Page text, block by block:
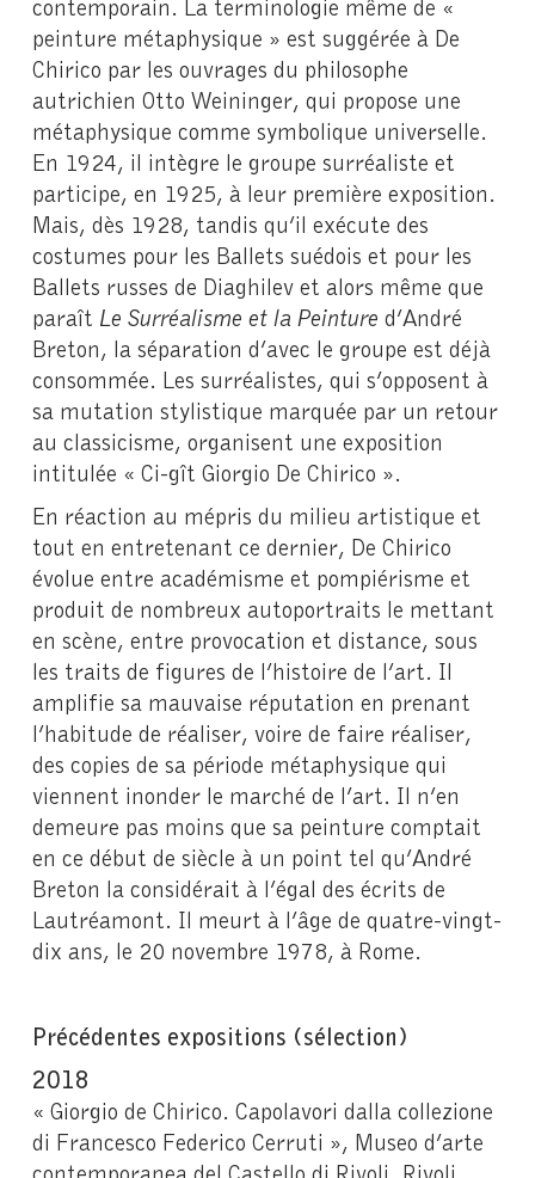
peinture métaphysique » est suggérée à De
Chirico par les ouvrages du philosophe
autrichien Otto Weininger, qui propose une
métaphysique comme symbolique universelle.
En 1924, il intègre le groupe surréaliste et
participe, en 1925, à leur première exposition.
Mais, dès 1928, tandis qu’il exécute des
costumes pour les Ballets suédois et pour les
Ballets russes de Diaghilev et alors même que
paraît Le Surréalisme et la Peinture d’André
Breton, la séparation d’avec le groupe est déjà
consommée. Les surréalistes, qui s’opposent à
sa mutation stylistique marquée par un retour
au classicisme, organisent une exposition
intitulée « Ci-gît Giorgio De Chirico ».
En réaction au mépris du milieu artistique et
tout en entretenant ce dernier, De Chirico
évolue entre académisme et pompiérisme et
produit de nombreux autoportraits le mettant
en scène, entre provocation et distance, sous
les traits de figures de l’histoire de l’art. Il
amplifie sa mauvaise réputation en prenant
l’habitude de réaliser, voire de faire réaliser,
des copies de sa période métaphysique qui
viennent inonder le marché de l’art. Il n’en
demeure pas moins que sa peinture comptait
en ce début de siècle à un point tel qu’André
Breton la considérait à l’égal des écrits de
Lautréamont. Il meurt à l’âge de quatre-vingt-
dix ans, le 20 novembre 1978, à Rome.
Précédentes expositions (sélection)
2018
« Giorgio de Chirico. Capolavori dalla collezione
di Francesco Federico Cerruti », Museo d’arte
contemporanea del Castello di Rivoli, Rivoli